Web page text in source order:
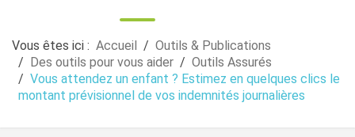
Vous êtes ici : Accueil
Outils & Publications
Des outils pour vous aider
Outils Assurés
Vous attendez un enfant ? Estimez en quelques clics le
montant prévisionnel de vos indemnités journalières